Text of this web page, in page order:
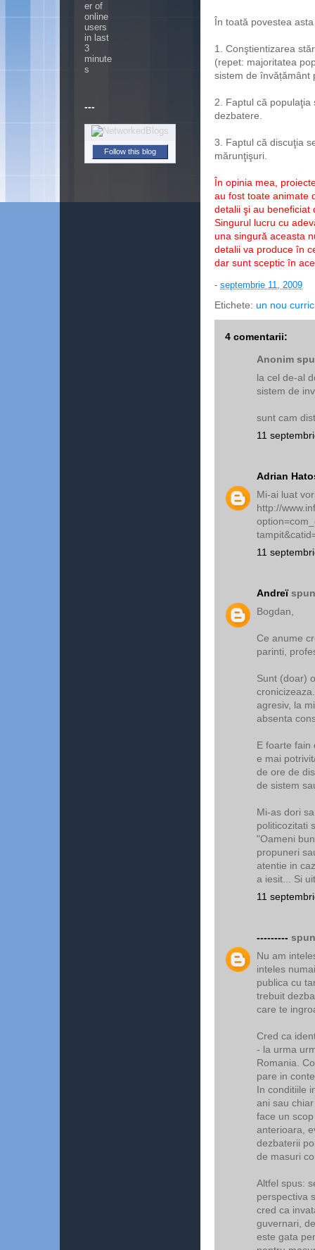
În toată povestea
1. Conştientizarea
(repet: majoritatea
sistem de învățământ
2. Faptul că populaţia
dezbatere.
3. Faptul că discuţia
mărunţişuri.
În opinia mea,
au fost toate animate
detalii şi au beneficiat
Singurul lucru cu
una singură aceasta
detalii va produce în
dar sunt sceptic în
- septembrie 11, 2009
Etichete: un nou
4 comentarii:
Anonim
la cel de-al
sistem de
sunt cam
11
Adrian
Mi-ai luat
http://
11
Andreï
Bogdan,
Ce anume
parinti,
Sunt (doar)
agresiv, la
absenta
E foarte fain
e mai
de ore de
de sistem
Mi-as dori
politicozitati
"Oameni
propuneri
atentie in
a iesit... Si
11
---------
Nu am
inteles
publica cu
trebuit
care te
Cred ca
- la urma
Romania.
pare in
In conditiile
ani sau
face un
anterioara,
dezbaterii
de masuri
Altfel spus:
perspectiva
cred ca
guvernari,
este gata
---
Follow this blog